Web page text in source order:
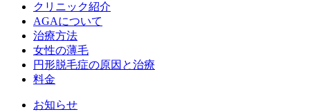
クリニック紹介
AGAについて
治療方法
女性の薄毛
円形脱毛症の原因と治療
料金
お知らせ